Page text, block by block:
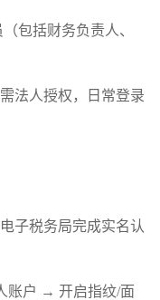
包括财务负责人、
法人授权，日常登录
子税务局完成实名认
账户 → 开启指纹/面